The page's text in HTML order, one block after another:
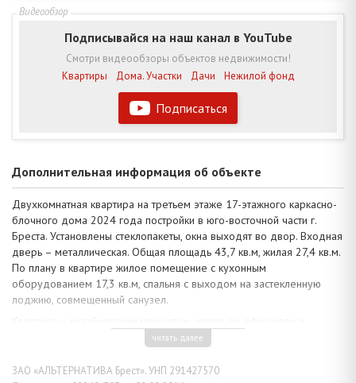
Подписаться
Подписывайся на наш канал в YouTube
Смотри видеообзоры объектов недвижимости!
Квартиры
Дома. Участки Дачи Нежилой фонд
Дополнительная информация об объекте
Двухкомнатная квартира на третьем этаже 17-этажного каркасно-
блочного дома 2024 года постройки в юго-восточной части г.
Бреста. Установлены стеклопакеты, окна выходят во двор. Входная
дверь – металлическая. Общая площадь 43,7 кв.м, жилая 27,4 кв.м.
По плану в квартире жилое помещение с кухонным
оборудованием 17,3 кв.м, спальня с выходом на застекленную
лоджию, совмещенный санузел.
современном стиле минимализма. Для отделки использованы
потолки с разноплановой системой освещения высотой 2,75 м,
читать далее
ЗАО «АЛЬТЕРНАТИВА Брест». УНП 291427570